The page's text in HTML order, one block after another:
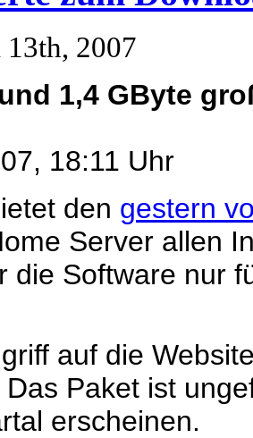
2007
1,4 GByte
18:11 Uhr
den gestern
Server allen
die Software nur
auf die
Paket ist
erscheinen.